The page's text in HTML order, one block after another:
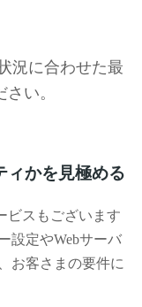
況に合わせた最
い。
ィかを見極める
ビスもございます
設定やWebサーバ
お客さまの要件に